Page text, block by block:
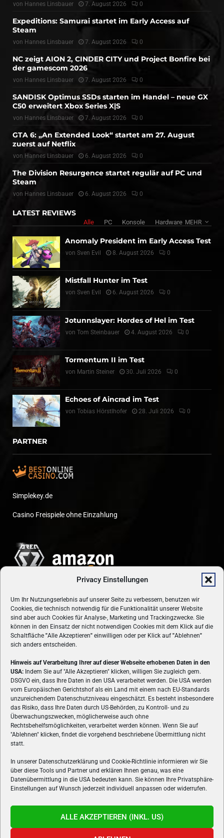
Privacy Einstellungen
Um Ihr Nutzungserlebnis auf unserer Seite zu verbessern, benutzen wir
Cookies, die technisch notwendig für die Funktionalität unserer Website
sind aber auch Cookies für Analyse-, Marketing und Trackingzwecke. Sie
können in den Einsatz der nicht notwendigen Cookies mit dem Klick auf die
Schaltfläche "Alle Akzeptieren" einwilligen oder per Klick auf"Ablehnen"
sich anders entscheiden.
Hinweis auf Verarbeitung Ihrer auf dieser Webseite erhobenen Daten in den
USA: Indem Sie auf "Alle Akzeptieren" klicken, willigen Sie zugleich gem.
DSGVO ein, dass Ihre Daten in den USA verarbeitet werden. Die USA werden
vom Europäischen Gerichtshof als ein Land mit einem nach EU-Standards
unzureichendem Datenschutzniveau eingeschätzt. Es besteht insbesondere
das Risiko, dass Ihre Daten durch US-Behörden, zu Kontroll- und zu
Überwachungszwecken, möglicherweise auch ohne
Rechtsbehelfsmöglichkeiten, verarbeitet werden können. Wenn Sie auf
"Ablehnen" klicken, findet die vorgehend beschriebene Übermittlung nicht
statt.
In unserer Datenschutzerklärung und Cookie-Richtlinie informieren wir Sie
über diese Tools und Partner und erklären Ihnen genau, was eine
Datenübermittlung in die USA bedeuten kann. Sie können Ihre Privatsphäre-
Einstellungen auf Wunsch jederzeit individuell anpassen oder widerrufen.
ALLE AKZEPTIEREN (INKL. US)
von Hannes Linsbauer 7. August 2026 0
Expeditions: Samurai startet im Early Access auf
Steam
von Hannes Linsbauer 7. August 2026 0
NC zeigt AION 2, CINDER CITY und Project Bonfire bei
der gamescom 2026
von Hannes Linsbauer 7. August 2026 0
SANDISK Optimus SSDs starten im Handel – neue GX
C50 erweitert Xbox Series X|S
von Hannes Linsbauer 7. August 2026 0
GTA 6: „An Extended Look“ startet am 27. August
zuerst auf Netflix
von Hannes Linsbauer 6. August 2026 0
The Division Resurgence startet regulär auf PC und
Steam
von Hannes Linsbauer 6. August 2026 0
LATEST REVIEWS
Alle PC Konsole Hardware MEHR
Anomaly President im Early Access Test
von Sven Evil 8. August 2026 0
Mistfall Hunter im Test
von Sven Evil 6. August 2026 0
Jotunnslayer: Hordes of Hel im Test
von Tom Steinbauer 4. August 2026 0
Tormentum II im Test
von Martin Steiner 30. Juli 2026 0
Echoes of Aincrad im Test
von Tobias Hörstlhofer 28. Juli 2026 0
PARTNER
Simplekey.de
Casino Freispiele ohne Einzahlung
ÜBER UNS
VON GAMERN, FÜR GAMER! Gamers.at ist das älteste Online-
Spielemagazin Österreichs und bringt täglich aktuelle News,
Reviews und Videos zu PC- und Konsolenspielen, Gaming-
Hardware und aus der Welt des e-Sport's.
FOLGE UNS